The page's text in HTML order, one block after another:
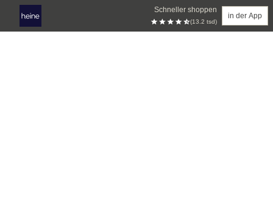
Schneller shoppen
(13.2 tsd)
in der App